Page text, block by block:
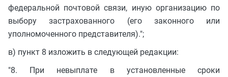
федеральной почтовой связи, иную организацию по
выбору застрахованного (его законного или
уполномоченного представителя).";
в) пункт 8 изложить в следующей редакции:
"8. При невыплате в установленные сроки